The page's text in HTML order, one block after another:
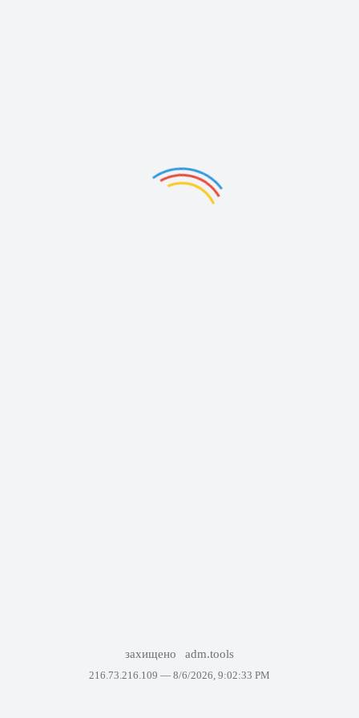
захищено adm.tools
216.73.216.109 — 8/6/2026, 9:02:33 PM